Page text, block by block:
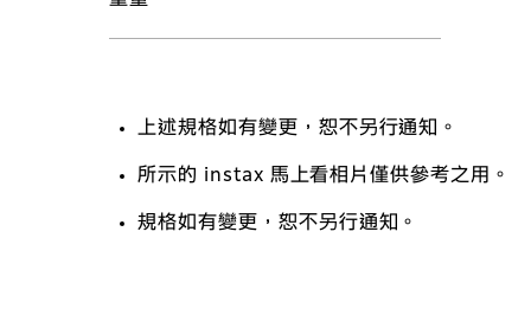
上述規格如有變更，恕不另行通知。
所示的 instax 馬上看相片僅供參考之用。
規格如有變更，恕不另行通知。